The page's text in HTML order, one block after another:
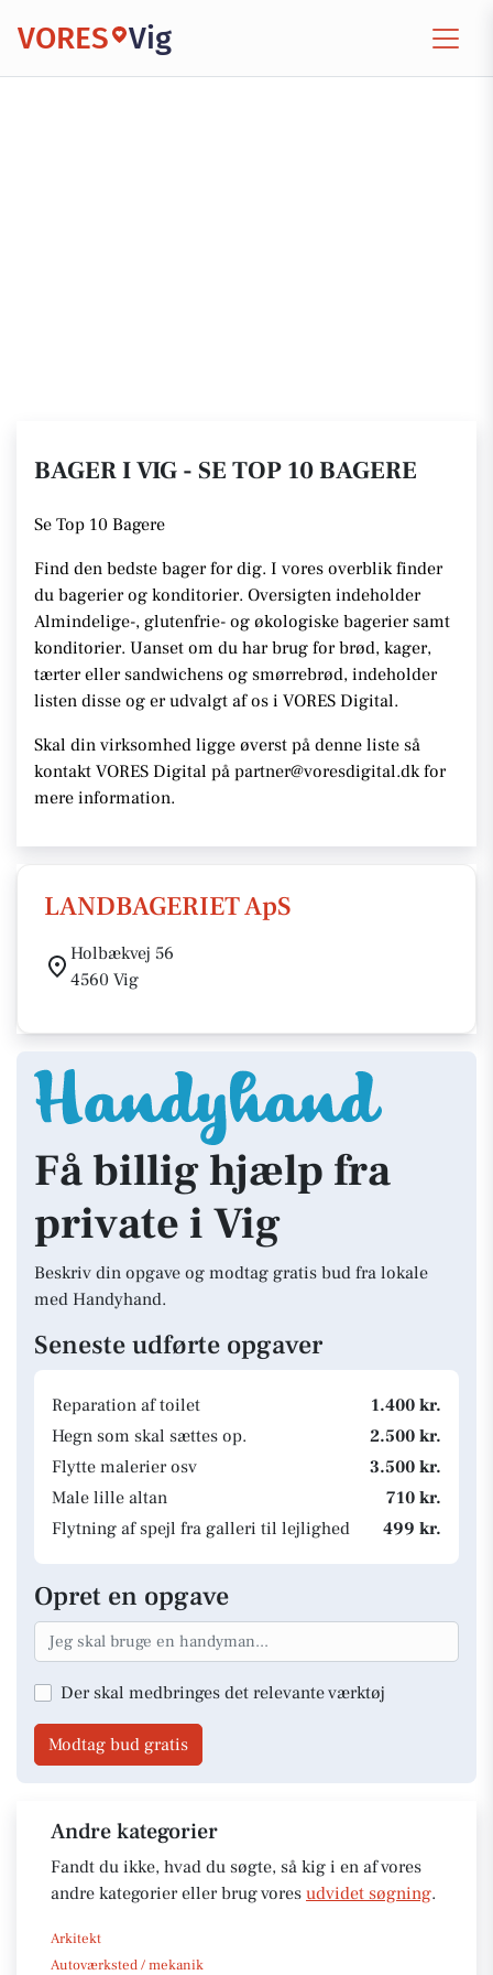
VORES Vig
BAGER I VIG - SE TOP 10 BAGERE
Se Top 10 Bagere
Find den bedste bager for dig. I vores overblik finder
du bagerier og konditorier. Oversigten indeholder
Almindelige-, glutenfrie- og økologiske bagerier samt
konditorier. Uanset om du har brug for brød, kager,
tærter eller sandwichens og smørrebrød, indeholder
listen disse og er udvalgt af os i VORES Digital.
Skal din virksomhed ligge øverst på denne liste så
kontakt VORES Digital på partner@voresdigital.dk for
mere information.
LANDBAGERIET ApS
Holbækvej 56
4560 Vig
Få billig hjælp fra
private i Vig
Beskriv din opgave og modtag gratis bud fra lokale
med Handyhand.
Seneste udførte opgaver
Reparation af toilet
1.400 kr.
Hegn som skal sættes op.
2.500 kr.
Flytte malerier osv
3.500 kr.
Male lille altan
710 kr.
Flytning af spejl fra galleri til lejlighed
499 kr.
Opret en opgave
Der skal medbringes det relevante værktøj
Modtag bud gratis
Andre kategorier
Fandt du ikke, hvad du søgte, så kig i en af vores
andre kategorier eller brug vores udvidet søgning.
Arkitekt
Autoværksted / mekanik